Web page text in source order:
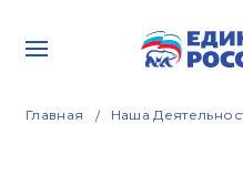
Главная Наша